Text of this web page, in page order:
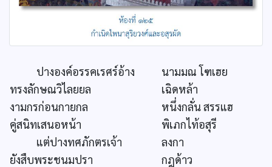
ปางองค์อรรคเรศร์อ้าง
นามมณ โฑเฮย
ทรงลักษณวิไลยยล
เฉิดหล้า
งามกรก่อนกายกล
หนึ่งกลั่น สรรแฮ
คู่สนิทเสนอหน้า
พิเภกไท้อสุรี
แต่ปางทศภักตรเจ้า
ลงกา
ยังสืบพระชนมปรา
กฎด้าว